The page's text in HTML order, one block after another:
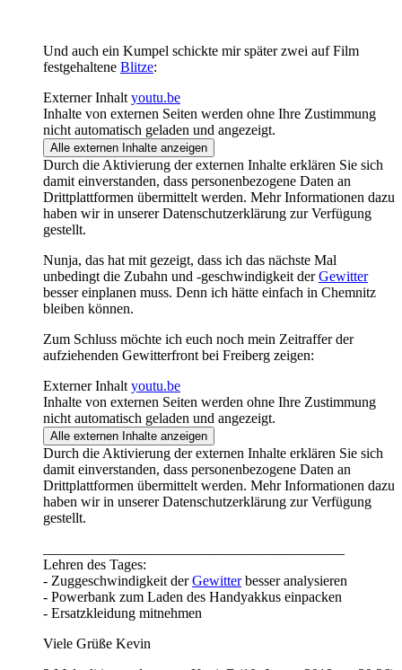
Und auch ein Kumpel schickte mir später zwei auf Film
festgehaltene Blitze:
Externer Inhalt youtu.be
Inhalte von externen Seiten werden ohne Ihre Zustimmung
nicht automatisch geladen und angezeigt.
Alle externen Inhalte anzeigen
Durch die Aktivierung der externen Inhalte erklären Sie sich
damit einverstanden, dass personenbezogene Daten an
Drittplattformen übermittelt werden. Mehr Informationen dazu
haben wir in unserer Datenschutzerklärung zur Verfügung
gestellt.
Nunja, das hat mit gezeigt, dass ich das nächste Mal
unbedingt die Zubahn und -geschwindigkeit derGewitter
besser einplanen muss. Denn ich hätte einfach in Chemnitz
bleiben können.
Zum Schluss möchte ich euch noch mein Zeitraffer der
aufziehenden Gewitterfront bei Freiberg zeigen:
Externer Inhalt youtu.be
Inhalte von externen Seiten werden ohne Ihre Zustimmung
nicht automatisch geladen und angezeigt.
Alle externen Inhalte anzeigen
Durch die Aktivierung der externen Inhalte erklären Sie sich
damit einverstanden, dass personenbezogene Daten an
Drittplattformen übermittelt werden. Mehr Informationen dazu
haben wir in unserer Datenschutzerklärung zur Verfügung
gestellt.
Lehren des Tages:
- Zuggeschwindigkeit derGewitterbesser analysieren
- Powerbank zum Laden des Handyakkus einpacken
- Ersatzkleidung mitnehmen
Viele Grüße Kevin